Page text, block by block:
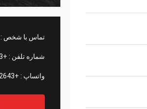
تماس با شخص :
شماره تلفن : +8619916722643
واتساپ : +8619916722643